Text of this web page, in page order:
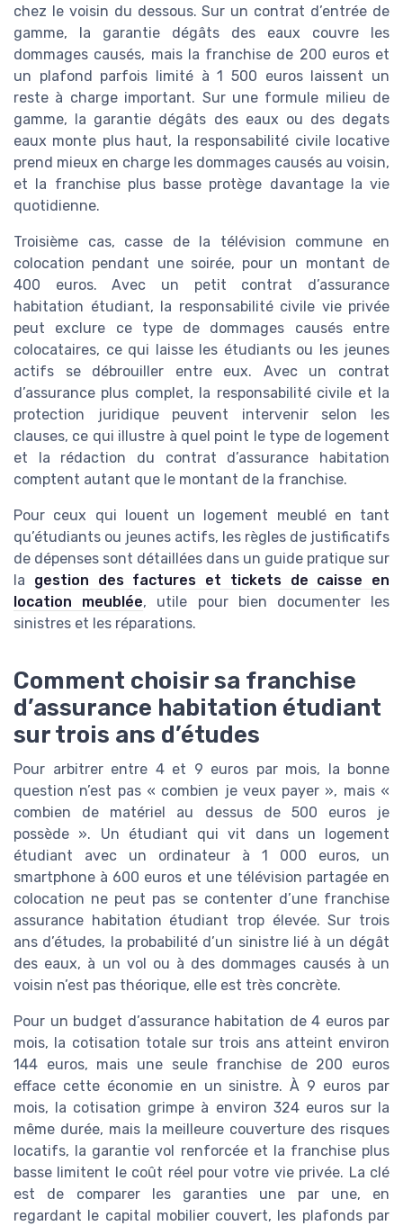
chez le voisin du dessous. Sur un contrat d’entrée de
gamme, la garantie dégâts des eaux couvre les
dommages causés, mais la franchise de 200 euros et
un plafond parfois limité à 1 500 euros laissent un
reste à charge important. Sur une formule milieu de
gamme, la garantie dégâts des eaux ou des degats
eaux monte plus haut, la responsabilité civile locative
prend mieux en charge les dommages causés au voisin,
et la franchise plus basse protège davantage la vie
quotidienne.
Troisième cas, casse de la télévision commune en
colocation pendant une soirée, pour un montant de
400 euros. Avec un petit contrat d’assurance
habitation étudiant, la responsabilité civile vie privée
peut exclure ce type de dommages causés entre
colocataires, ce qui laisse les étudiants ou les jeunes
actifs se débrouiller entre eux. Avec un contrat
d’assurance plus complet, la responsabilité civile et la
protection juridique peuvent intervenir selon les
clauses, ce qui illustre à quel point le type de logement
et la rédaction du contrat d’assurance habitation
comptent autant que le montant de la franchise.
Pour ceux qui louent un logement meublé en tant
qu’étudiants ou jeunes actifs, les règles de justificatifs
de dépenses sont détaillées dans un guide pratique sur
la gestion des factures et tickets de caisse en
location meublée, utile pour bien documenter les
sinistres et les réparations.
Comment choisir sa franchise
d’assurance habitation étudiant
sur trois ans d’études
Pour arbitrer entre 4 et 9 euros par mois, la bonne
question n’est pas « combien je veux payer », mais «
combien de matériel au dessus de 500 euros je
possède ». Un étudiant qui vit dans un logement
étudiant avec un ordinateur à 1 000 euros, un
smartphone à 600 euros et une télévision partagée en
colocation ne peut pas se contenter d’une franchise
assurance habitation étudiant trop élevée. Sur trois
ans d’études, la probabilité d’un sinistre lié à un dégât
des eaux, à un vol ou à des dommages causés à un
voisin n’est pas théorique, elle est très concrète.
Pour un budget d’assurance habitation de 4 euros par
mois, la cotisation totale sur trois ans atteint environ
144 euros, mais une seule franchise de 200 euros
efface cette économie en un sinistre. À 9 euros par
mois, la cotisation grimpe à environ 324 euros sur la
même durée, mais la meilleure couverture des risques
locatifs, la garantie vol renforcée et la franchise plus
basse limitent le coût réel pour votre vie privée. La clé
est de comparer les garanties une par une, en
regardant le capital mobilier couvert, les plafonds par